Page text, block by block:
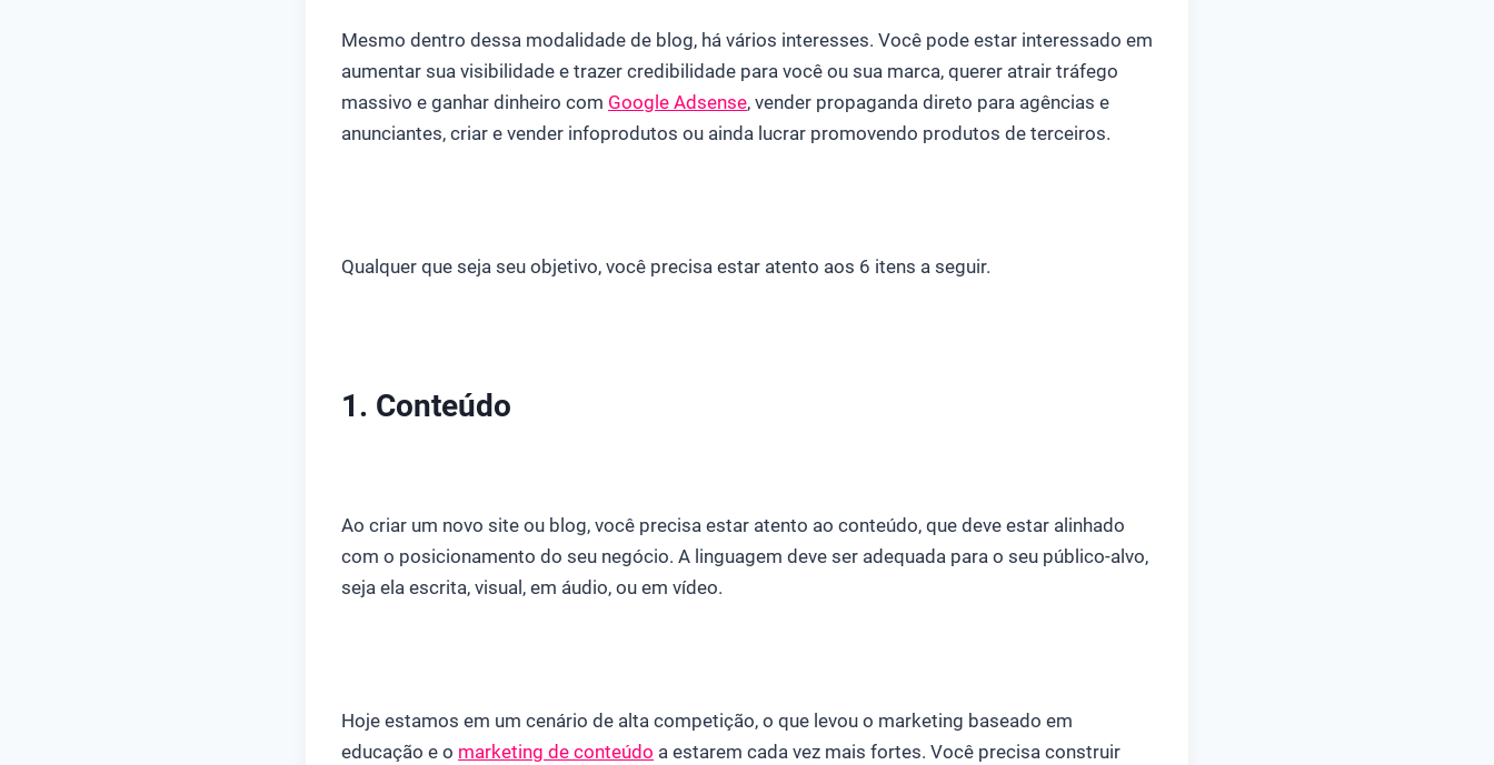
Mesmo dentro dessa modalidade de blog, há vários interesses. Você pode estar interessado em
aumentar sua visibilidade e trazer credibilidade para você ou sua marca, querer atrair tráfego
massivo e ganhar dinheiro com Google Adsense, vender propaganda direto para agências e
anunciantes, criar e vender infoprodutos ou ainda lucrar promovendo produtos de terceiros.
Qualquer que seja seu objetivo, você precisa estar atento aos 6 itens a seguir.
1. Conteúdo
Ao criar um novo site ou blog, você precisa estar atento ao conteúdo, que deve estar alinhado
com o posicionamento do seu negócio. A linguagem deve ser adequada para o seu público-alvo,
seja ela escrita, visual, em áudio, ou em vídeo.
Hoje estamos em um cenário de alta competição, o que levou o marketing baseado em
educação e o marketing de conteúdo a estarem cada vez mais fortes. Você precisa construir